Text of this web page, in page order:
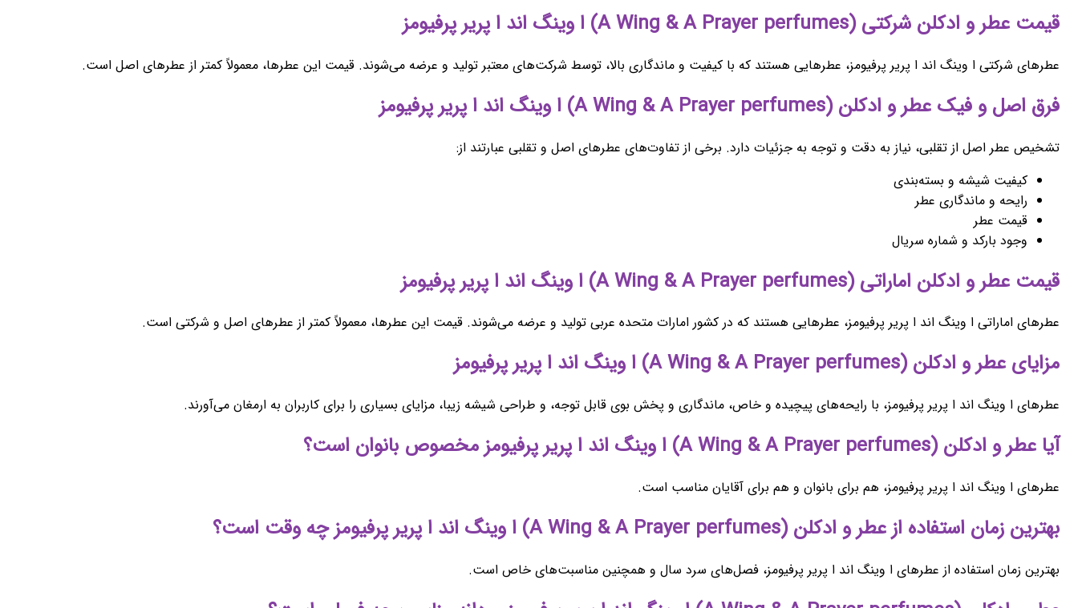
قیمت عطر و ادکلن شرکتی (A Wing & A Prayer perfumes) ا وینگ اند ا پریر پرفیومز
عطرهای شرکتی ا وینگ اند ا پریر پرفیومز، عطرهایی هستند که با کیفیت و ماندگاری بالا، توسط شرکت‌های معتبر تولید و عرضه می‌شوند. قیمت این عطرها، معمولاً کمتر از عطرهای اصل است.
فرق اصل و فیک عطر و ادکلن (A Wing & A Prayer perfumes) ا وینگ اند ا پریر پرفیومز
تشخیص عطر اصل از تقلبی، نیاز به دقت و توجه به جزئیات دارد. برخی از تفاوت‌های عطرهای اصل و تقلبی عبارتند از:
کیفیت شیشه و بسته‌بندی
رایحه و ماندگاری عطر
قیمت عطر
وجود بارکد و شماره سریال
قیمت عطر و ادکلن اماراتی (A Wing & A Prayer perfumes) ا وینگ اند ا پریر پرفیومز
عطرهای اماراتی ا وینگ اند ا پریر پرفیومز، عطرهایی هستند که در کشور امارات متحده عربی تولید و عرضه می‌شوند. قیمت این عطرها، معمولاً کمتر از عطرهای اصل و شرکتی است.
مزایای عطر و ادکلن (A Wing & A Prayer perfumes) ا وینگ اند ا پریر پرفیومز
عطرهای ا وینگ اند ا پریر پرفیومز، با رایحه‌های پیچیده و خاص، ماندگاری و پخش بوی قابل توجه، و طراحی شیشه زیبا، مزایای بسیاری را برای کاربران به ارمغان می‌آورند.
آیا عطر و ادکلن (A Wing & A Prayer perfumes) ا وینگ اند ا پریر پرفیومز مخصوص بانوان است؟
عطرهای ا وینگ اند ا پریر پرفیومز، هم برای بانوان و هم برای آقایان مناسب است.
بهترین زمان استفاده از عطر و ادکلن (A Wing & A Prayer perfumes) ا وینگ اند ا پریر پرفیومز چه وقت است؟
بهترین زمان استفاده از عطرهای ا وینگ اند ا پریر پرفیومز، فصل‌های سرد سال و همچنین مناسبت‌های خاص است.